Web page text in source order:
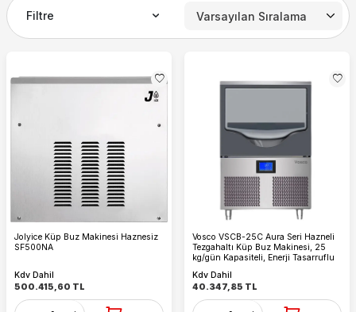
Filtre
Jolyice Küp Buz Makinesi Haznesiz
SF500NA
Kdv Dahil
500.415,60 TL
Vosco VSCB-25C Aura Seri Hazneli
Tezgahaltı Küp Buz Makinesi, 25
kg/gün Kapasiteli, Enerji Tasarruflu
Kdv Dahil
40.347,85 TL